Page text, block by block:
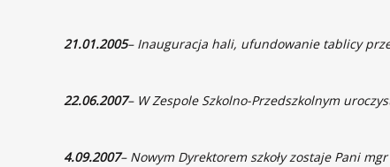
21.01.2005– Inauguracja hali, ufundowanie tablicy
22.06.2007– W Zespole Szkolno-Przedszkolnym
4.09.2007– Nowym Dyrektorem szkoły zostaje Pani